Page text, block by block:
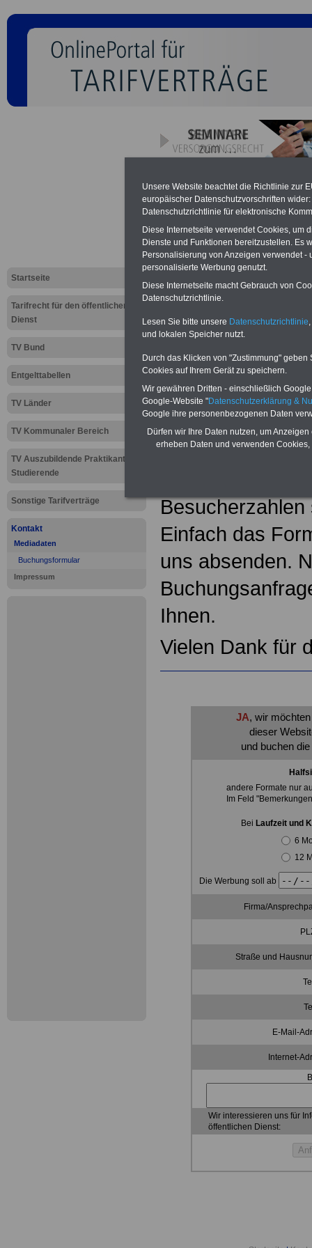
Startseite
Tarifrecht für den öffentlichen
Dienst
TV Bund
Entgelttabellen
TV Länder
TV Kommunaler Bereich
TV Auszubildende Praktikanten
Studierende
Sonstige Tarifverträge
Kontakt
Mediadaten
Buchungsformular
Impressum
www.tv-
Sie
und günstiges
beispielsweise
können Sie
MwSt. (für 3
buchen. Ihr
Einzelseiten
Einfach das
uns absenden.
Ihnen.
Vielen Dank für
JA, wir
dieser
und buchen
andere Formate nur
Im Feld
Bei Laufzeit und
6
12
Die Werbung soll ab
Firma/
Straße und
E-Mail-
Internet-
Wir interessieren uns für
öffentlichen Dienst:
Unsere Website beachtet die Richtlinie zur
europäischer Datenschutzvorschriften
Datenschutzrichtlinie für elektronische
Diese Internetseite verwendet Cookies, um
Dienste und Funktionen bereitzustellen. Es
Personalisierung von Anzeigen verwendet
personalisierte Werbung genutzt.
Diese Internetseite macht Gebrauch von
Datenschutzrichtlinie.
Lesen Sie bitte unsere Datenschutzrichtlinie
und lokalen Speicher nutzt.
Durch das Klicken von "Zustimmung"
Cookies auf Ihrem Gerät zu speichern.
Wir gewähren Dritten - einschließlich
Google-Website "Datenschutzerklärung &
Google ihre personenbezogenen Daten
Dürfen wir Ihre Daten nutzen, um
erheben Daten und verwenden